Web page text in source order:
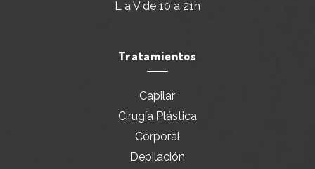
L a V de 10 a 21h
Tratamientos
Capilar
Cirugía Plástica
Corporal
Depilación